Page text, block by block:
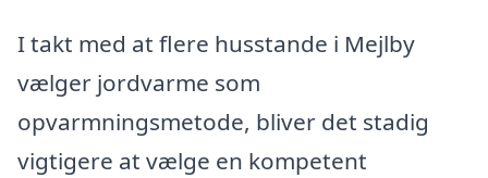
I takt med at flere husstande i Mejlby
vælger jordvarme som
opvarmningsmetode, bliver det stadig
vigtigere at vælge en kompetent